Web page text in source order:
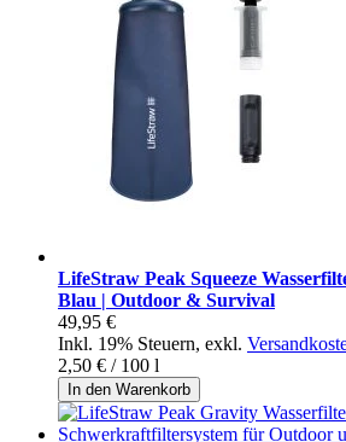
LifeStraw Peak Squeeze
Blau | Outdoor & Survival
49,95 €
Inkl. 19% Steuern, exkl.
2,50 € / 100 l
In den Warenkorb